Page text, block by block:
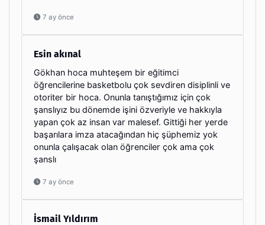
7 ay önce
Esin akınal
Gökhan hoca muhteşem bir eğitimci
öğrencilerine basketbolu çok sevdiren disiplinli ve
otoriter bir hoca. Onunla tanıştığımız için çok
şanslıyız bu dönemde işini özveriyle ve hakkıyla
yapan çok az insan var malesef. Gittiği her yerde
başarılara imza atacağından hiç şüphemiz yok
onunla çalışacak olan öğrenciler çok ama çok
şanslı
7 ay önce
İsmail Yıldırım